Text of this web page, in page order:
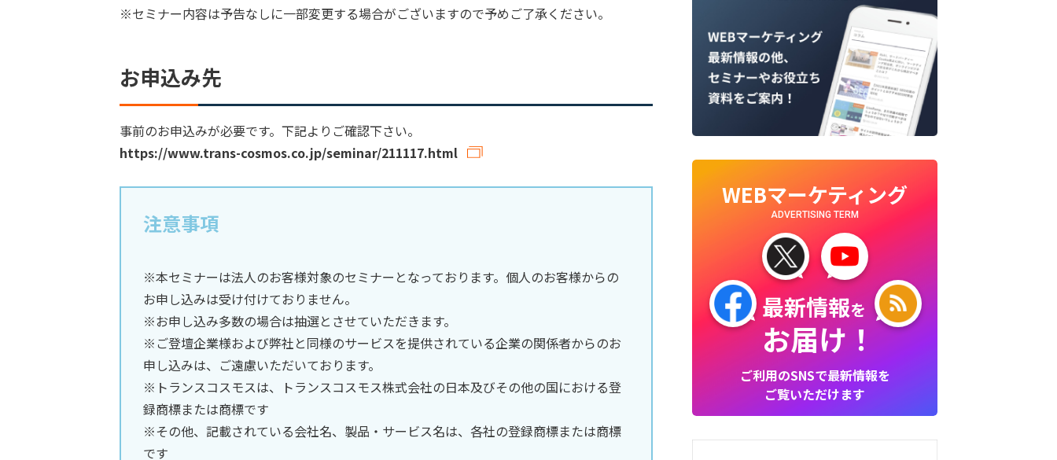
※セミナー内容は予告なしに一部変更する場合がございますので予めご了承ください。
お申込み先
事前のお申込みが必要です。下記よりご確認下さい。
https://www.trans-cosmos.co.jp/seminar/211117.html
注意事項
※本セミナーは法人のお客様対象のセミナーとなっております。個人のお客様からの
お申し込みは受け付けておりません。
※お申し込み多数の場合は抽選とさせていただきます。
※ご登壇企業様および弊社と同様のサービスを提供されている企業の関係者からのお
申し込みは、ご遠慮いただいております。
※トランスコスモスは、トランスコスモス株式会社の日本及びその他の国における登
録商標または商標です
※その他、記載されている会社名、製品・サービス名は、各社の登録商標または商標
です
WEBマーケティング
ADVERTISING TERM
最新情報を
お届け！
ご利用のSNSで最新情報を
ご覧いただけます